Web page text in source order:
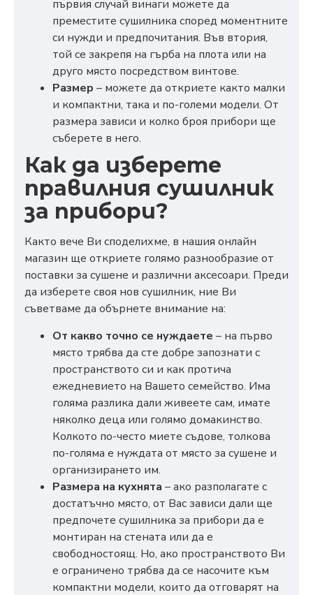
първия случай винаги можете да
преместите сушилника според моментните
си нужди и предпочитания. Във втория,
той се закрепя на гърба на плота или на
друго място посредством винтове.
Размер – можете да откриете както малки
и компактни, така и по-големи модели. От
размера зависи и колко броя прибори ще
съберете в него.
Как да изберете
правилния сушилник
за прибори?
Както вече Ви споделихме, в нашия онлайн
магазин ще откриете голямо разнообразие от
поставки за сушене и различни аксесоари. Преди
да изберете своя нов сушилник, ние Ви
съветваме да обърнете внимание на:
От какво точно се нуждаете – на първо
място трябва да сте добре запознати с
пространството си и как протича
ежедневието на Вашето семейство. Има
голяма разлика дали живеете сам, имате
няколко деца или голямо домакинство.
Колкото по-често миете съдове, толкова
по-голяма е нуждата от място за сушене и
организирането им.
Размера на кухнята – ако разполагате с
достатъчно място, от Вас зависи дали ще
предпочете сушилника за прибори да е
монтиран на стената или да е
свободностоящ. Но, ако пространството Ви
е ограничено трябва да се насочите към
компактни модели, които да отговарят на